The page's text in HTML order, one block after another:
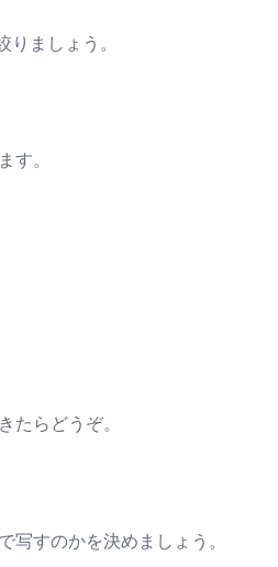
ましょう。
す。
たらどうぞ。
写すのかを決めましょう。